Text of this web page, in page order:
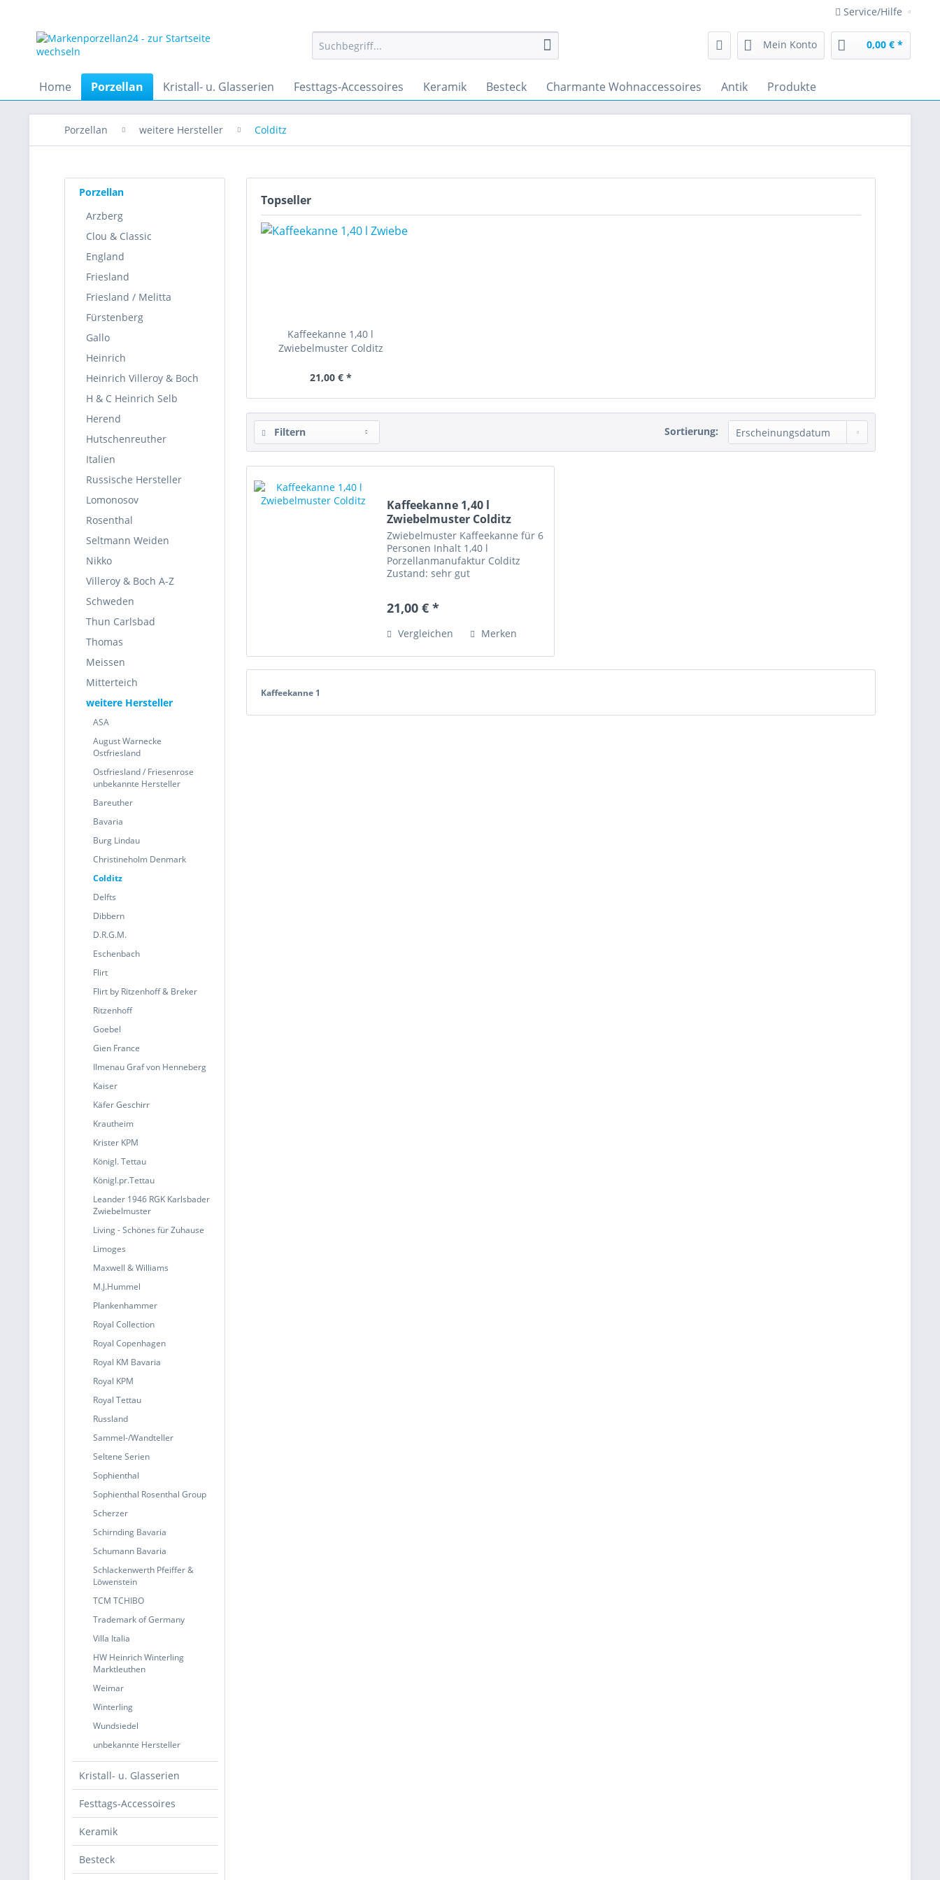
Service/Hilfe
Mein Konto 0,00 € *
Home Porzellan Kristall- u. Glasserien Festtags-Accessoires Keramik Besteck Charmante Wohnaccessoires Antik Produkte
Porzellan weitere Hersteller Colditz
Porzellan
Arzberg
Clou & Classic
England
Friesland
Friesland / Melitta
Fürstenberg
Gallo
Heinrich
Heinrich Villeroy & Boch
H & C Heinrich Selb
Herend
Hutschenreuther
Italien
Russische Hersteller
Lomonosov
Rosenthal
Seltmann Weiden
Nikko
Villeroy & Boch A-Z
Schweden
Thun Carlsbad
Thomas
Meissen
Mitterteich
weitere Hersteller
ASA
August Warnecke
Ostfriesland
Ostfriesland / Friesenrose
unbekannte Hersteller
Bareuther
Bavaria
Burg Lindau
Christineholm Denmark
Colditz
Delfts
Dibbern
D.R.G.M.
Eschenbach
Flirt
Flirt by Ritzenhoff & Breker
Ritzenhoff
Goebel
Gien France
Ilmenau Graf von Henneberg
Kaiser
Käfer Geschirr
Krautheim
Krister KPM
Königl. Tettau
Königl.pr.Tettau
Leander 1946 RGK Karlsbader
Zwiebelmuster
Living - Schönes für Zuhause
Limoges
Maxwell & Williams
M.J.Hummel
Plankenhammer
Royal Collection
Royal Copenhagen
Royal KM Bavaria
Royal KPM
Royal Tettau
Russland
Sammel-/Wandteller
Seltene Serien
Sophienthal
Sophienthal Rosenthal Group
Scherzer
Schirnding Bavaria
Schumann Bavaria
Schlackenwerth Pfeiffer &
Löwenstein
TCM TCHIBO
Trademark of Germany
Villa Italia
HW Heinrich Winterling
Marktleuthen
Weimar
Winterling
Wundsiedel
unbekannte Hersteller
Kristall- u. Glasserien
Festtags-Accessoires
Keramik
Besteck
Topseller
Kaffeekanne 1,40 l
Zwiebelmuster Colditz
21,00 € *
Filtern Sortierung:
Kaffeekanne 1,40 l
Zwiebelmuster Colditz
Zwiebelmuster Kaffeekanne für 6
Personen Inhalt 1,40 l
Porzellanmanufaktur Colditz
Zustand: sehr gut
21,00 € *
Vergleichen Merken
Kaffeekanne 1